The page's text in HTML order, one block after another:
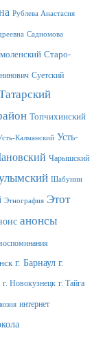
Рублева Анастасия
Садномова
Старо-
Суетский
Топчихинский
Калманский Усть-
Чарышский
Шабунин
Этнография Этот
анонсы
г. Барнаул г.
г. Новокузнецк г. Тайга
интернет